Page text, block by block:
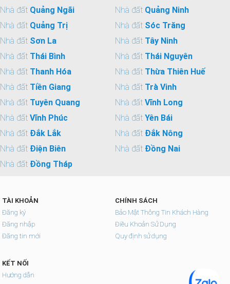
Nhà đất Quảng Ngãi Nhà đất Quảng Ninh
Nhà đất Quảng Trị Nhà đất Sóc Trăng
Nhà đất Sơn La Nhà đất Tây Ninh
Nhà đất Thái Bình Nhà đất Thái Nguyên
Nhà đất Thanh Hóa Nhà đất Thừa Thiên Huế
Nhà đất Tiền Giang Nhà đất Trà Vinh
Nhà đất Tuyên Quang Nhà đất Vĩnh Long
Nhà đất Vĩnh Phúc Nhà đất Yên Bái
Nhà đất Đắk Lắk Nhà đất Đắk Nông
Nhà đất Điện Biên Nhà đất Đồng Nai
Nhà đất Đồng Tháp
TÀI KHOẢN
Đăng ký
Đăng nhập
Đăng tin mới
CHÍNH SÁCH
Bảo Mật Thông Tin Khách Hàng
Điều Khoản Sử Dụng
Quy định sử dụng
KẾT NỐI
Hướng dẫn